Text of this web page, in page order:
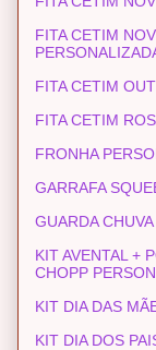
FITA CETIM
FITA CETIM
FITA CETIM
FRONHA
GARRAFA
GUARDA
KIT AVENTAL +
CHOPP
KIT DIA DAS
KIT DIA DOS